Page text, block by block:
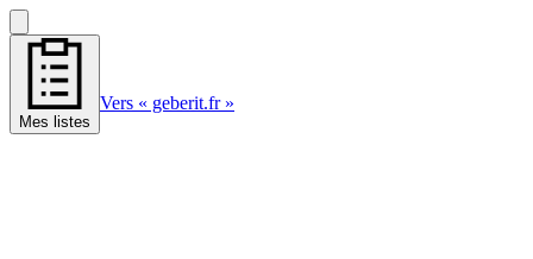
Mes listes
Vers « geberit.fr »